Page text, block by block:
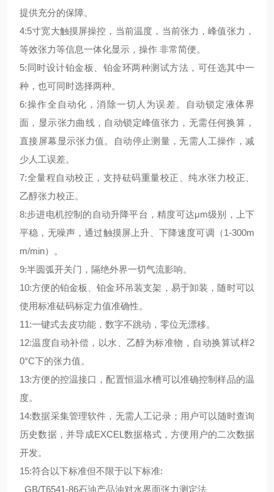
提供充分的保障。
4:5寸宽大触摸屏操控，当前温度，当前张力，峰值张力，
等效张力等信息一体化显示，操作 非常简便。
5:同时设计铂金板、铂金环两种测试方法，可任选其中一
种，也可同时选择两种。
6:操作全自动化，消除一切人为误差。自动锁定液体界
面，显示张力曲线，自动锁定峰值张力，无需任何换算，
直接屏幕显示张力值。自动停止测量，无需人工操作，减
少人工误差。
7:全量程自动校正，支持砝码重量校正、纯水张力校正、
乙醇张力校正。
8:步进电机控制的自动升降平台，精度可达μm级别，上下
平稳，无噪声，通过触摸屏上升、下降速度可调（1-300m
m/min）。
9:半圆弧开关门，隔绝外界一切气流影响。
10:方便的铂金板、铂金环吊装支架，易于卸装，随时可以
使用标准砝码标定力值准确性。
11:一键式去皮功能，数字不跳动，零位无漂移。
12:温度自动补偿，以水、乙醇为标准物，自动换算试样2
0°C下的张力值。
13:方便的控温接口，配置恒温水槽可以准确控制样品的温
度。
14:数据采集管理软件，无需人工记录；用户可以随时查询
历史数据，并导成EXCEL数据格式，方便用户的二次数据
开发。
15:符合以下标准但不限于以下标准:
GB/T6541-86石油产品油对水界面张力测定法